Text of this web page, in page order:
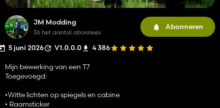
JM Modding
36 het aantal abonnees
Abonneren
5 juni 2026 V1.0.0.0 4 386
Mijn bewerking van een T7
Toegevoegd:
•Witte lichten op spiegels en cabine
• Raamsticker